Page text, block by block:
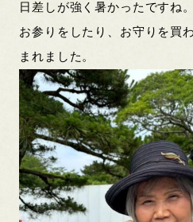
日差しが強く暑かったですね。
お参りをしたり、お守りを買
まれました。